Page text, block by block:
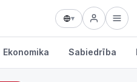
▾
Ekonomika Sabiedrība